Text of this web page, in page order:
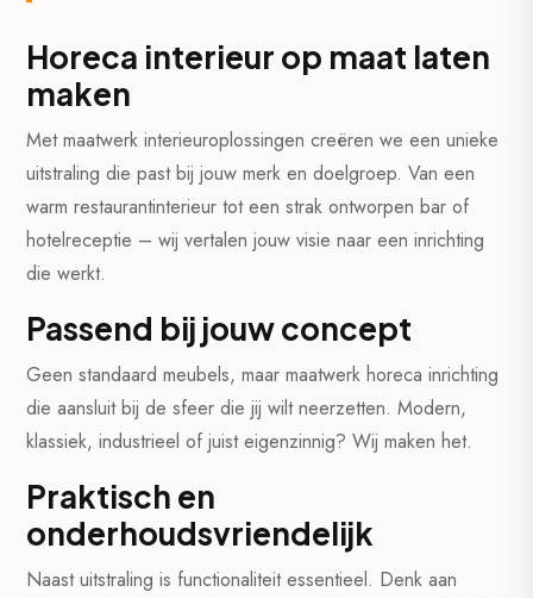
Horeca interieur op maat laten
maken
Met maatwerk interieuroplossingen creëren we een unieke
uitstraling die past bij jouw merk en doelgroep. Van een
warm restaurantinterieur tot een strak ontworpen bar of
hotelreceptie – wij vertalen jouw visie naar een inrichting
die werkt.
Passend bij jouw concept
Geen standaard meubels, maar maatwerk horeca inrichting
die aansluit bij de sfeer die jij wilt neerzetten. Modern,
klassiek, industrieel of juist eigenzinnig? Wij maken het.
Praktisch en
onderhoudsvriendelijk
Naast uitstraling is functionaliteit essentieel. Denk aan